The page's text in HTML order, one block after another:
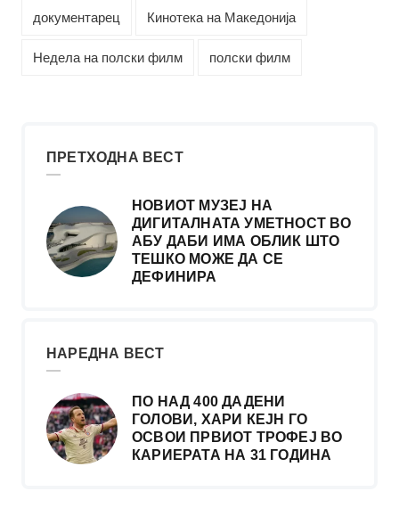
документарец Кинотека на Македонија
Недела на полски филм полски филм
ПРЕТХОДНА ВЕСТ
НОВИОТ МУЗЕЈ НА
ДИГИТАЛНАТА УМЕТНОСТ ВО
АБУ ДАБИ ИМА ОБЛИК ШТО
ТЕШКО МОЖЕ ДА СЕ
ДЕФИНИРА
НАРЕДНА ВЕСТ
ПО НАД 400 ДАДЕНИ
ГОЛОВИ, ХАРИ КЕЈН ГО
ОСВОИ ПРВИОТ ТРОФЕЈ ВО
КАРИЕРАТА НА 31 ГОДИНА